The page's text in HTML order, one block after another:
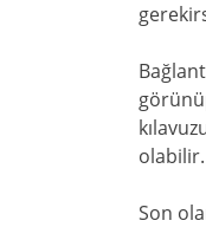
olabilir.
Son